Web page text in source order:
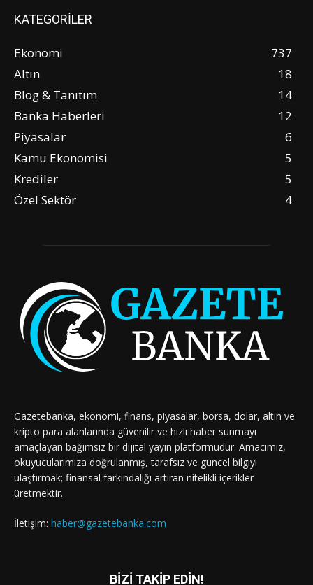
KATEGORİLER
Ekonomi
737
Altın
18
Blog & Tanıtım
14
Banka Haberleri
12
Piyasalar
6
Kamu Ekonomisi
5
Krediler
5
Özel Sektör
4
Gazetebanka, ekonomi, finans, piyasalar, borsa, dolar, altın ve
kripto para alanlarında güvenilir ve hızlı haber sunmayı
amaçlayan bağımsız bir dijital yayın platformudur. Amacımız,
okuyucularımıza doğrulanmış, tarafsız ve güncel bilgiyi
ulaştırmak; finansal farkındalığı artıran nitelikli içerikler
üretmektir.
İletişim: haber@gazetebanka.com
BİZİ TAKİP EDİN!